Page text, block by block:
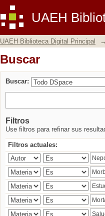
UAEH
Buscar
UAEH Biblioteca Digital Principal →
Buscar
Buscar:
Filtros
Use filtros para refinar sus
Filtros actuales: